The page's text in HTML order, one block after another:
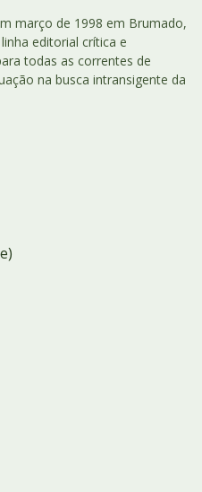
março de 1998 em Brumado,
editorial crítica e
todas as correntes de
na busca intransigente da